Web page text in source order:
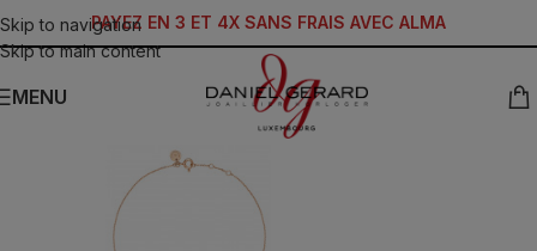
Skip to navigation
Skip to main content
PAYEZ EN 3 ET 4X SANS FRAIS AVEC ALMA
MENU